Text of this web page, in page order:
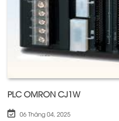
PLC OMRON CJ1W
06 Tháng 04, 2025